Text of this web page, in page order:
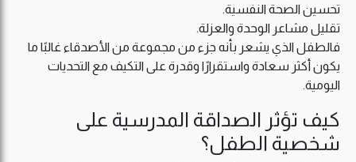
تحسين الصحة النفسية.
تقليل مشاعر الوحدة والعزلة.
فالطفل الذي يشعر بأنه جزء من مجموعة من الأصدقاء غالبًا ما
يكون أكثر سعادة واستقرارًا وقدرة على التكيف مع التحديات
اليومية.
كيف تؤثر الصداقة المدرسية على
شخصية الطفل؟